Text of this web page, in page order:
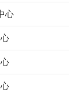
心